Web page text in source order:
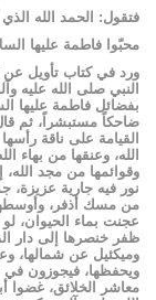
فتقول: الحمد الله
محبّوا فاطمة عليها
ورد في كتاب تأويل عن
النبي صلى الله عليه
بفضائل فاطمة عليها
ضاحكاً مستبشراً، ثم
القيامة على ناقة
الله، وعنقها من بهاء
وقوائمها من مجد
نور فيه جارية
من مسك أذفر،
عجنت بماء الحيوان،
ظفر خنصرها إلى دار
وميكئيل عن شمالها،
ويحفظها، فيجوزون في
معاشر الخلائق،